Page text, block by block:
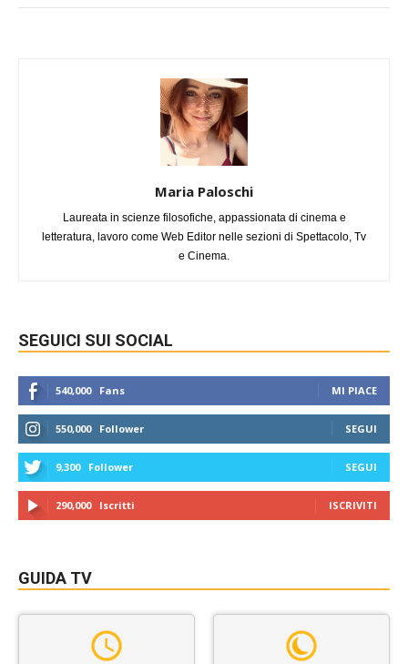
Maria Paloschi
Laureata in scienze filosofiche, appassionata di cinema e
letteratura, lavoro come Web Editor nelle sezioni di Spettacolo, Tv
e Cinema.
SEGUICI SUI SOCIAL
540,000 Fans MI PIACE
550,000 Follower SEGUI
9,300 Follower SEGUI
290,000 Iscritti ISCRIVITI
GUIDA TV